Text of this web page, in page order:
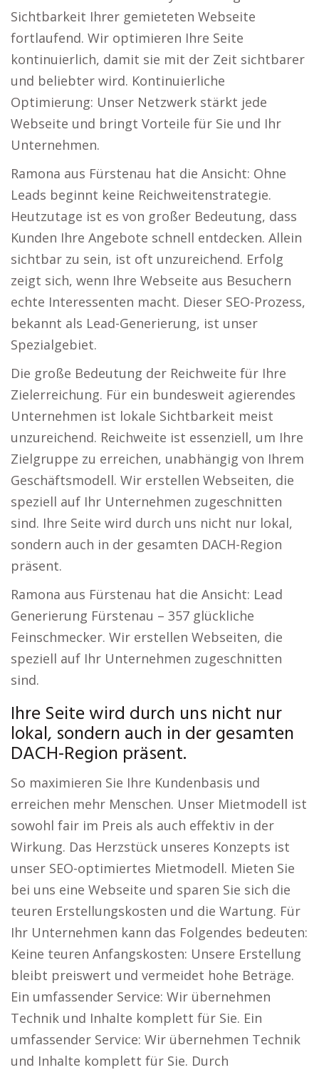
Sichtbarkeit Ihrer gemieteten Webseite
fortlaufend. Wir optimieren Ihre Seite
kontinuierlich, damit sie mit der Zeit sichtbarer
und beliebter wird. Kontinuierliche
Optimierung: Unser Netzwerk stärkt jede
Webseite und bringt Vorteile für Sie und Ihr
Unternehmen.
Ramona aus Fürstenau hat die Ansicht: Ohne
Leads beginnt keine Reichweitenstrategie.
Heutzutage ist es von großer Bedeutung, dass
Kunden Ihre Angebote schnell entdecken. Allein
sichtbar zu sein, ist oft unzureichend. Erfolg
zeigt sich, wenn Ihre Webseite aus Besuchern
echte Interessenten macht. Dieser SEO-Prozess,
bekannt als Lead-Generierung, ist unser
Spezialgebiet.
Die große Bedeutung der Reichweite für Ihre
Zielerreichung. Für ein bundesweit agierendes
Unternehmen ist lokale Sichtbarkeit meist
unzureichend. Reichweite ist essenziell, um Ihre
Zielgruppe zu erreichen, unabhängig von Ihrem
Geschäftsmodell. Wir erstellen Webseiten, die
speziell auf Ihr Unternehmen zugeschnitten
sind. Ihre Seite wird durch uns nicht nur lokal,
sondern auch in der gesamten DACH-Region
präsent.
Ramona aus Fürstenau hat die Ansicht: Lead
Generierung Fürstenau – 357 glückliche
Feinschmecker. Wir erstellen Webseiten, die
speziell auf Ihr Unternehmen zugeschnitten
sind.
Ihre Seite wird durch uns nicht nur
lokal, sondern auch in der gesamten
DACH-Region präsent.
So maximieren Sie Ihre Kundenbasis und
erreichen mehr Menschen. Unser Mietmodell ist
sowohl fair im Preis als auch effektiv in der
Wirkung. Das Herzstück unseres Konzepts ist
unser SEO-optimiertes Mietmodell. Mieten Sie
bei uns eine Webseite und sparen Sie sich die
teuren Erstellungskosten und die Wartung. Für
Ihr Unternehmen kann das Folgendes bedeuten:
Keine teuren Anfangskosten: Unsere Erstellung
bleibt preiswert und vermeidet hohe Beträge.
Ein umfassender Service: Wir übernehmen
Technik und Inhalte komplett für Sie. Ein
umfassender Service: Wir übernehmen Technik
und Inhalte komplett für Sie. Durch